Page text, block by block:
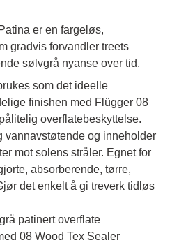
er en fargeløs,
gradvis forvandler treets
sølvgrå nyanse over tid.
som det ideelle
finishen med Flügger 08
overflatebeskyttelse.
vannavstøtende og inneholder
mot solens stråler. Egnet for
absorberende, tørre,
det enkelt å gi treverk tidløs
patinert overflate
08 Wood Tex Sealer